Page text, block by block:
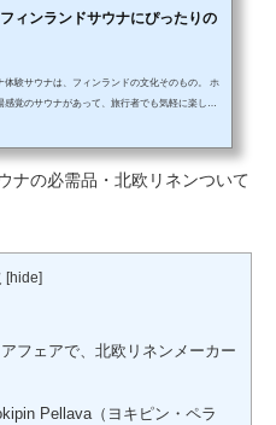
ィンランドサウナにぴったりの
験サウナは、フィンランドの文化そのもの。 ホ
感覚のサウナがあって、旅行者でも気軽に楽しめ
需品とは？ 私が誘っていただいたのは、森の中の
そばに建てられ...
ナの必需品・北欧リネンついて
[hide]
フェアで、北欧リネンメーカー
Pellava（ヨキピン・ペラ